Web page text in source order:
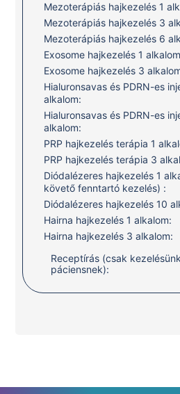
Mezoterápiás hajkezelés 1
Mezoterápiás hajkezelés 3
Mezoterápiás hajkezelés 6
Exosome hajkezelés 1
Exosome hajkezelés 3
Hialuronsavas és PDRN-es
alkalom:
Hialuronsavas és PDRN-es
alkalom:
PRP hajkezelés terápia 1
PRP hajkezelés terápia 3
Diódalézeres hajkezelés 1
követő fenntartó kezelés) :
Diódalézeres hajkezelés 10
Hairna hajkezelés 1 alkalom:
Hairna hajkezelés 3 alkalom:
Receptírás (csak
páciensnek):